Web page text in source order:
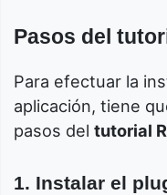
Pasos del
Para efectuar la
aplicación, tiene
pasos del tutorial
1. Instalar el